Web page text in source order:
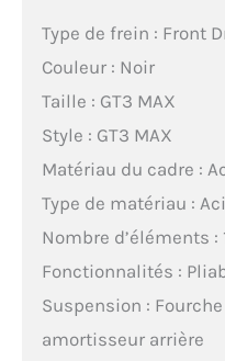
Type de frein : Front
Couleur : Noir
Taille : GT3 MAX
Style : GT3 MAX
Matériau du cadre :
Type de matériau :
Nombre d’éléments :
Fonctionnalités :
Suspension :
amortisseur arrière